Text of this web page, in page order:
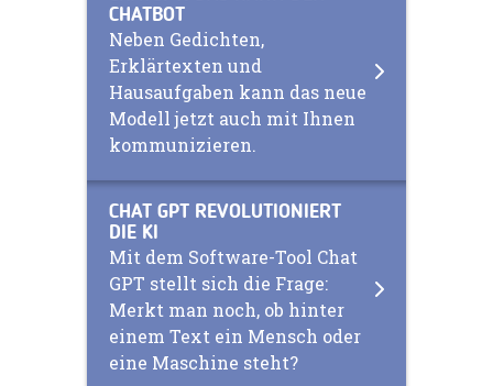
CHATBOT
Neben Gedichten,
Erklärtexten und
Hausaufgaben kann das neue
Modell jetzt auch mit Ihnen
kommunizieren.
CHAT GPT REVOLUTIONIERT
DIE KI
Mit dem Software-Tool Chat
GPT stellt sich die Frage:
Merkt man noch, ob hinter
einem Text ein Mensch oder
eine Maschine steht?